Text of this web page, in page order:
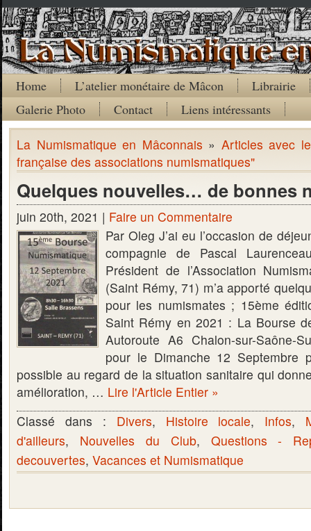
Home L’atelier monétaire de Mâcon
Librairie
Galerie Photo
Contact Liens intéressants
La Numismatique en Mâconnais » Articles avec
française des associations numismatiques"
Quelques nouvelles… de bonnes
juin 20th, 2021 | Faire un Commentaire
Par Oleg J’ai eu l’occasion de
compagnie de Pascal
Président de l’Association
(Saint Rémy, 71) m’a apporté
pour les numismates ; 15ème
Saint Rémy en 2021 : La Bourse
Autoroute A6 Chalon-sur-Saône-
pour le Dimanche 12 Septembre
possible au regard de la situation sanitaire qui
amélioration, … Lire l'Article Entier »
Classé dans : Divers, Histoire locale, Infos,
d'ailleurs, Nouvelles du Club, Questions -
decouvertes, Vacances et Numismatique